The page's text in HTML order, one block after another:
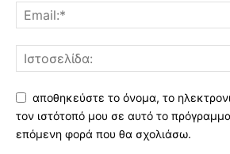
αποθηκεύστε το όνομα, το
τον ιστότοπό μου σε αυτό το
επόμενη φορά που θα σχολιάσω.